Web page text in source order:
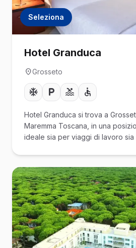
Seleziona
Hotel Granduca
Grosseto
Hotel Granduca si trova a
Maremma Toscana, in una
ideale sia per viaggi di lavoro